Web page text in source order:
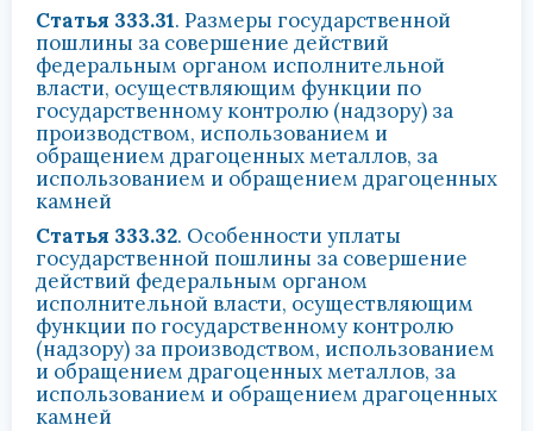
Статья 333.31. Размеры государственной
пошлины за совершение действий
федеральным органом исполнительной
власти, осуществляющим функции по
государственному контролю (надзору) за
производством, использованием и
обращением драгоценных металлов, за
использованием и обращением драгоценных
камней
Статья 333.32. Особенности уплаты
государственной пошлины за совершение
действий федеральным органом
исполнительной власти, осуществляющим
функции по государственному контролю
(надзору) за производством, использованием
и обращением драгоценных металлов, за
использованием и обращением драгоценных
камней